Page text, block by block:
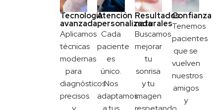
Tecnología
avanzada
Aplicamos
técnicas
modernas
para
diagnósticos
precisos
Atención
personalizada
Cada
paciente
es
único.
Nos
adaptamos
Resultados
naturales
Buscamos
mejorar
tu
sonrisa
y tu
imagen
Confianza
Tenemos
pacientes
que se
vuelven
nuestros
amigos
y